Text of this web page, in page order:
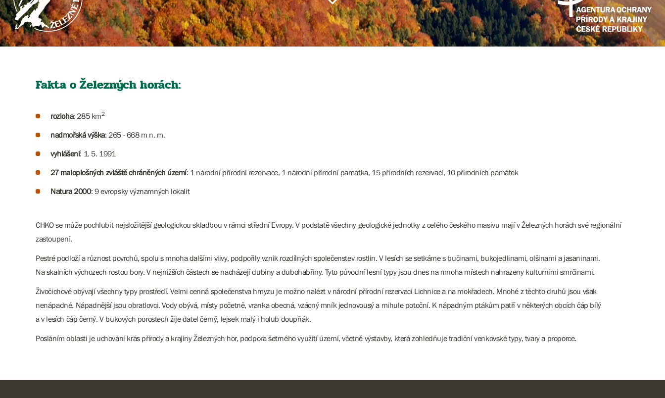
Fakta o Železných horách:
rozloha: 285 km2
nadmořská výška: 265 - 668 m n. m.
vyhlášení: 1. 5. 1991
27 maloplošných zvláště chráněných území: 1 národní přírodní rezervace, 1 národní přírodní památka, 15 přírodních rezervací, 10 přírodních památek
Natura 2000: 9 evropsky významných lokalit
CHKO se může pochlubit nejsložitější geologickou skladbou v rámci střední Evropy. V podstatě všechny geologické jednotky z celého českého masivu mají v Železných horách své regionální
zastoupení.
Pestré podloží a různost povrchů, spolu s mnoha dalšími vlivy, podpořily vznik rozdílných společenstev rostlin. V lesích se setkáme s bučinami, bukojedlinami, olšinami a jasaninami.
Na skalních výchozech rostou bory. V nejnižších částech se nacházejí dubiny a dubohabřiny. Tyto původní lesní typy jsou dnes na mnoha místech nahrazeny kulturními smrčinami.
Živočichové obývají všechny typy prostředí. Velmi cenná společenstva hmyzu je možno nalézt v národní přírodní rezervaci Lichnice a na mokřadech. Mnohé z těchto druhů jsou však
nenápadné. Nápadnější jsou obratlovci. Vody obývá, místy početně, vranka obecná, vzácný mník jednovousý a mihule potoční. K nápadným ptákům patří v některých obcích čáp bílý
a v lesích čáp černý. V bukových porostech žije datel černý, lejsek malý i holub doupňák.
Posláním oblasti je uchování krás přírody a krajiny Železných hor, podpora šetrného využití území, včetně výstavby, která zohledňuje tradiční venkovské typy, tvary a proporce.